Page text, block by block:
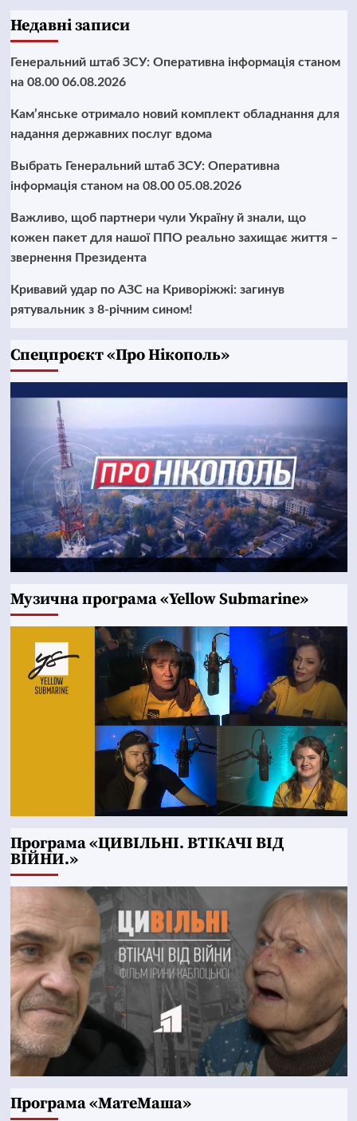
Недавні записи
Генеральний штаб ЗСУ: Оперативна інформація станом
на 08.00 06.08.2026
Кам’янське отримало новий комплект обладнання для
надання державних послуг вдома
Выбрать Генеральний штаб ЗСУ: Оперативна
інформація станом на 08.00 05.08.2026
Важливо, щоб партнери чули Україну й знали, що
кожен пакет для нашої ППО реально захищає життя –
звернення Президента
Кривавий удар по АЗС на Криворіжжі: загинув
рятувальник з 8-річним сином!
Cпецпроєкт «Про Нікополь»
Музична програма «Yellow Submarine»
Програма «ЦИВІЛЬНІ. ВТІКАЧІ ВІД
ВІЙНИ.»
Програма «МатеМаша»